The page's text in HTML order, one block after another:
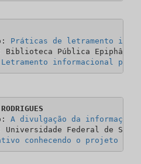
Práticas de letramento
Biblioteca Pública Epiphânio
informacional para
A divulgação da informação
Federal de
conhecendo o projeto de